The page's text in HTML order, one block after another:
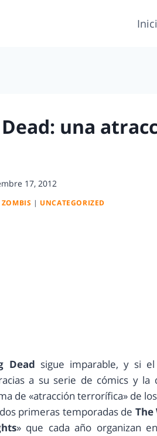
una
17, 2012
ZOMBIS | UNCATEGORIZED
Dead sigue imparable, y si
a su serie de cómics y
de «atracción terrorífica» de los
primeras temporadas de The
» que cada año organizan